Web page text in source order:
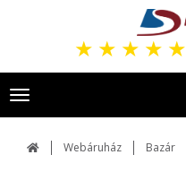
★ ★ ★ ★ ★
Toggle
navigation
Webáruház Bazár